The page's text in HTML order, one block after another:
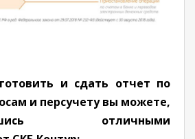
и сдать отчет по
и персучету вы можете,
отличными